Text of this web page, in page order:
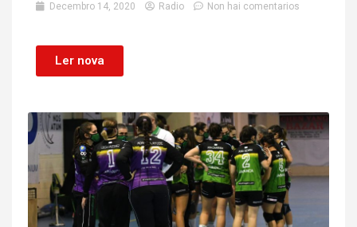
Decembro 14, 2020 Radio Non hai comentarios
Ler nova